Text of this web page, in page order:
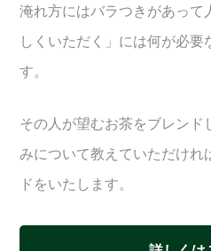
淹れ方にはバラつきがあって
しくいただく」には何が必要
す。
その人が望むお茶をブレン
みについて教えていただけれ
ドをいたします。